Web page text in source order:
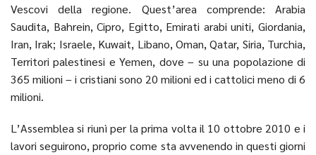
Vescovi della regione. Quest’area comprende: Arabia
Saudita, Bahrein, Cipro, Egitto, Emirati arabi uniti, Giordania,
Iran, Irak; Israele, Kuwait, Libano, Oman, Qatar, Siria, Turchia,
Territori palestinesi e Yemen, dove – su una popolazione di
365 milioni – i cristiani sono 20 milioni ed i cattolici meno di 6
milioni.
L’Assemblea si riunì per la prima volta il 10 ottobre 2010 e i
lavori seguirono, proprio come sta avvenendo in questi giorni